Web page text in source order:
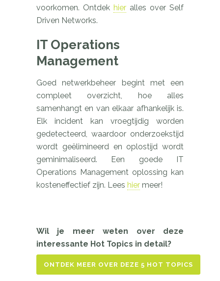
voorkomen. Ontdek hier alles over Self
Driven Networks.
IT Operations
Management
Goed netwerkbeheer begint met een
compleet overzicht, hoe alles
samenhangt en van elkaar afhankelijk is.
Elk incident kan vroegtijdig worden
gedetecteerd, waardoor onderzoekstijd
wordt geëlimineerd en oplostijd wordt
geminimaliseerd. Een goede IT
Operations Management oplossing kan
kosteneffectief zijn. Lees hier meer!
Wil je meer weten over deze
interessante Hot Topics in detail?
ONTDEK MEER OVER DEZE 5 HOT TOPICS